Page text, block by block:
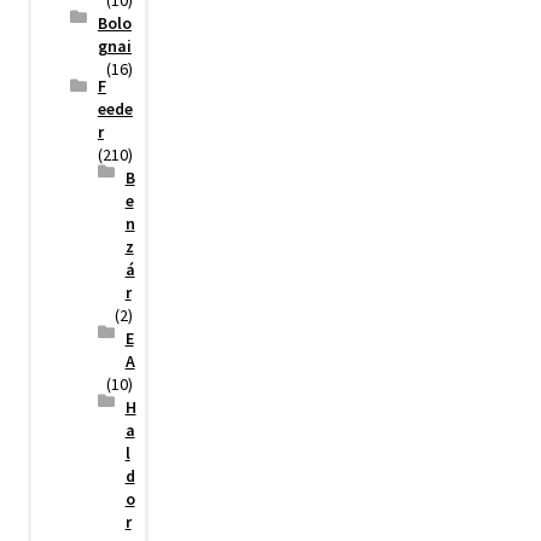
Bolo
gnai
(16)
F
eede
r
(210)
B
e
n
z
á
r
(2)
E
A
(10)
H
a
l
d
o
r